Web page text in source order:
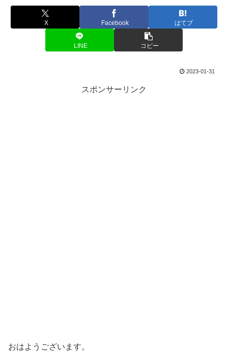
X Facebook はてブ
LINE コピー
2023-01-31
スポンサーリンク
おはようございます。